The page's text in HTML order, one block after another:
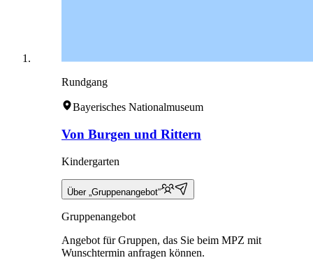
Rundgang
Bayerisches Nationalmuseum
Von Burgen und Rittern
Kindergarten
Über „Gruppenangebot“
Gruppenangebot
Angebot für Gruppen, das Sie beim MPZ mit
Wunschtermin anfragen können.